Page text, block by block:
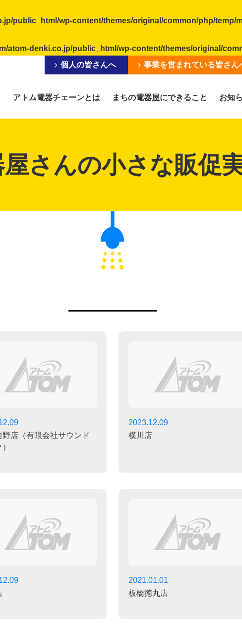
public_html/wp-content/themes/original/common/php/temp/
atom-denki.co.jp/public_html/wp-content/themes/original/
アトム電器チェーンとは まちの電器屋にできること お知
個人の皆さんへ 事業を営まれている皆さん
屋さんの小さな販促
野店（有限会社サウンド
2023.12.09
横川店
2021.01.01
板橋徳丸店